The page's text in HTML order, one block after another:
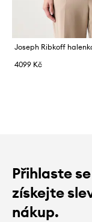
Joseph Ribkoff
4099 Kč
Přihlaste
získejte
nákup.